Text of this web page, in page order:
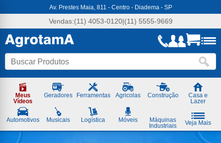
-
em
Máquinas
Ferramentas
Av. Prestes Maia, 811 - Centro - Diadema - SP
Vendas:(11) 4053-0120|(11) 5555-9669
Meus
Vídeos
Geradores Ferramentas Agricolas Construção
Casa e
Lazer
Automotivos Musicais Logística Móveis
Máquinas
Industriais
Veja Mais